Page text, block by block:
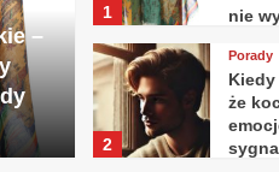
–
1
nie
2
Porady
Kiedy
że